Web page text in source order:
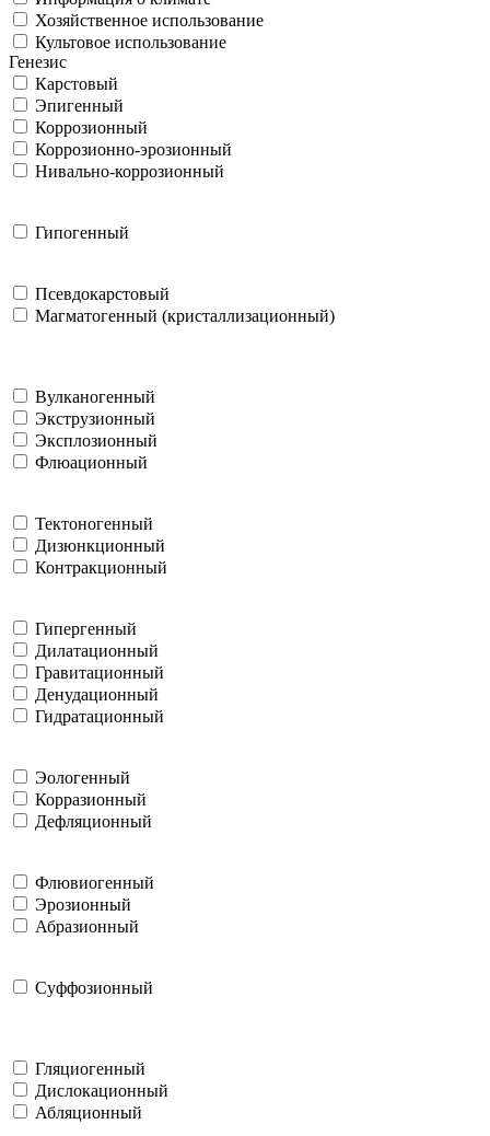
Хозяйственное использование
Культовое использование
Генезис
Карстовый
Эпигенный
Коррозионный
Коррозионно-эрозионный
Нивально-коррозионный
Гипогенный
Псевдокарстовый
Магматогенный (кристаллизационный)
Вулканогенный
Экструзионный
Эксплозионный
Флюационный
Тектоногенный
Дизюнкционный
Контракционный
Гипергенный
Дилатационный
Гравитационный
Денудационный
Гидратационный
Эологенный
Корразионный
Дефляционный
Флювиогенный
Эрозионный
Абразионный
Суффозионный
Гляциогенный
Дислокационный
Абляционный